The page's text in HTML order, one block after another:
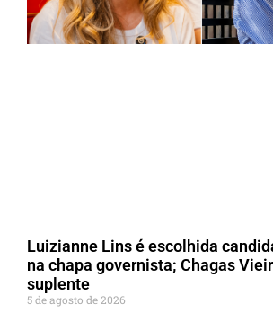
Luizianne Lins é escolhida
na chapa governista; Chagas
suplente
5 de agosto de 2026